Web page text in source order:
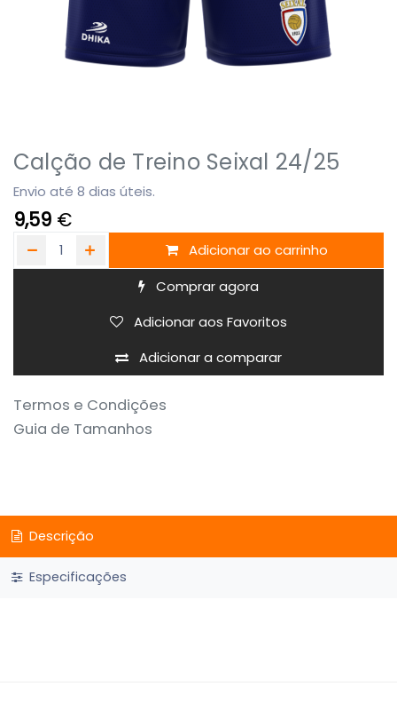
Calção de Treino Seixal 24/25
Envio até 8 dias úteis.
9,59 €
Adicionar ao carrinho
Comprar agora
Adicionar a comparar
Adicionar aos Favoritos
Termos e Condições
Guia de Tamanhos
Descrição
Especificações